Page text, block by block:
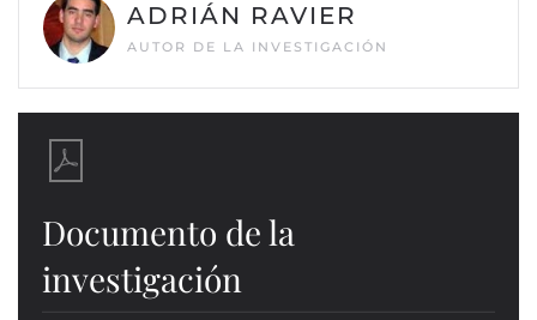
ADRIÁN RAVIER
AUTOR DE LA INVESTIGACIÓN
Documento de la
investigación